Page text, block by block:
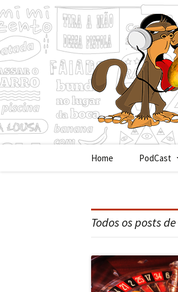
PularHome PodCast
Todos os posts de